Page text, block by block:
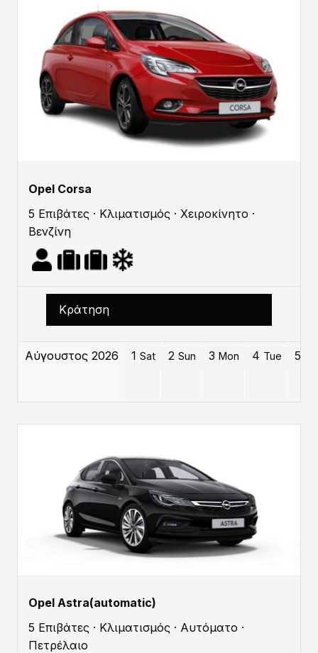
Opel Corsa
5 Επιβάτες · Κλιματισμός · Χειροκίνητο ·
Βενζίνη
Κράτηση
Αύγουστος 2026 1 Sat 2 Sun 3 Mon 4 Tue 5
Opel Astra(automatic)
5 Επιβάτες · Κλιματισμός · Αυτόματο ·
Πετρέλαιο